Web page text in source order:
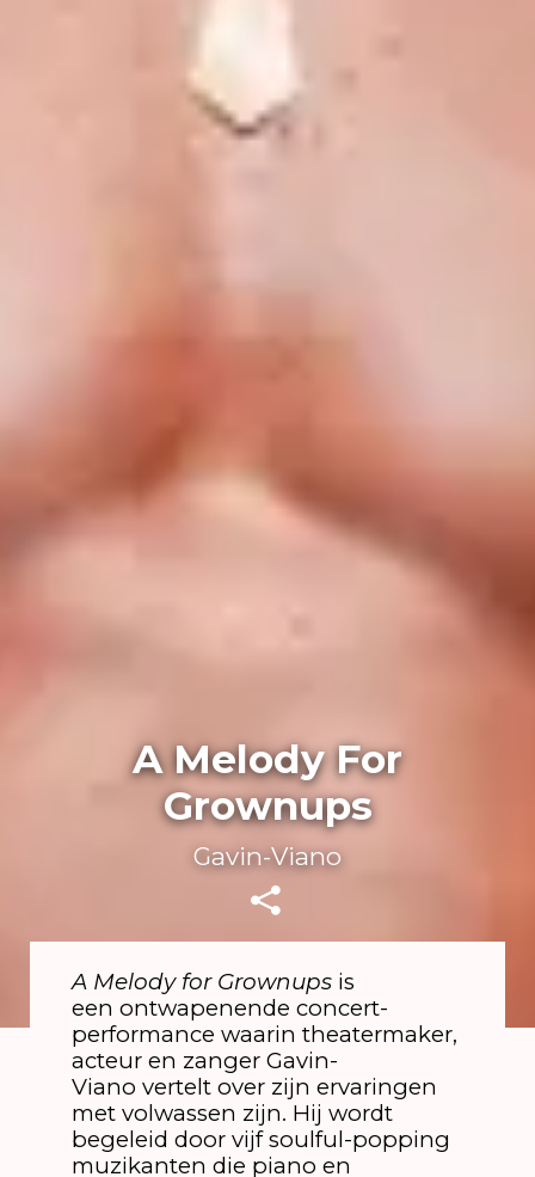
A Melody For
Grownups
Gavin-Viano
A Melody for Grownupsis
een ontwapenende concert-
performance waarin theatermaker,
acteur en zanger Gavin-
Viano vertelt over zijn ervaringen
met volwassen zijn. Hij wordt
begeleid door vijf soulful-popping
muzikanten die piano en